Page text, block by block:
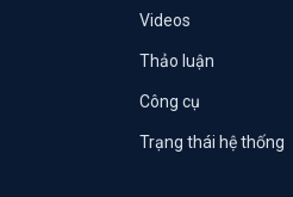
Videos
Thảo luận
Công cụ
Trạng thái hệ thống